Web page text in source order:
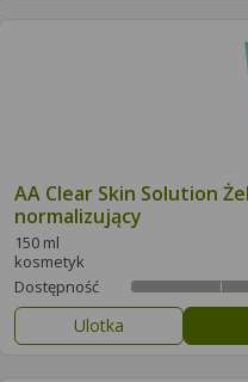
AA Clear Skin Solution
normalizujący
150 ml
kosmetyk
Dostępność
Ulotka